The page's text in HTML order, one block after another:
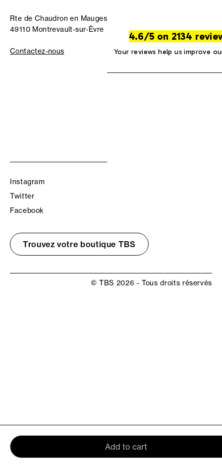
Add to cart
Rte de Chaudron en Mauges
49110 Montrevault-sur-Èvre
Contactez-nous
4.6/5 on 2134
Your reviews help us improve
Instagram
Twitter
Facebook
Trouvez votre boutique TBS
© TBS 2026 - Tous droits réservés